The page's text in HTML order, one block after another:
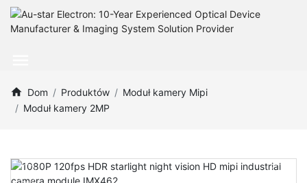
Dom Produktów
Moduł kamery Mipi
Moduł kamery 2MP